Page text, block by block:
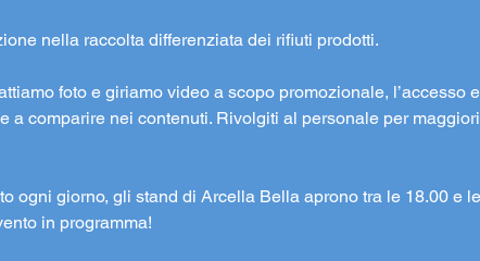
nella raccolta differenziata dei rifiuti prodotti.
foto e giriamo video a scopo promozionale, l’accesso
a comparire nei contenuti. Rivolgiti al personale per
ogni giorno, gli stand di Arcella Bella aprono tra le 18.00 e
in programma!